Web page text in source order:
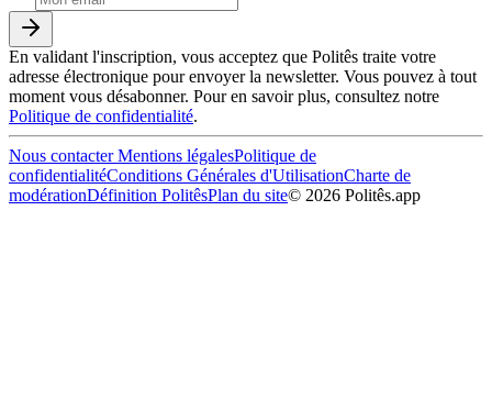
En validant l'inscription, vous acceptez que Politês traite votre
adresse électronique pour envoyer la newsletter. Vous pouvez à tout
moment vous désabonner. Pour en savoir plus, consultez notre
Politique de confidentialité.
Nous contacterMentions légalesPolitique de
confidentialitéConditions Générales d'UtilisationCharte de
modérationDéfinition PolitêsPlan du site© 2026 Politês.app